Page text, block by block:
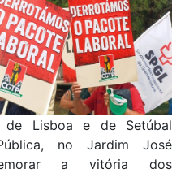
Lisboa e de Setúbal
no Jardim José
a vitória dos